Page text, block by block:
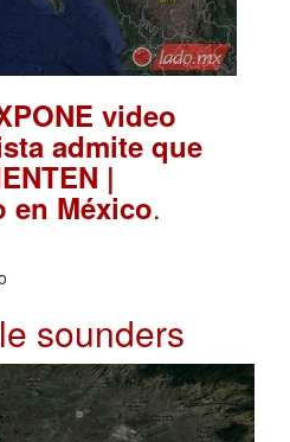
video
admite que
|
en México.
sounders